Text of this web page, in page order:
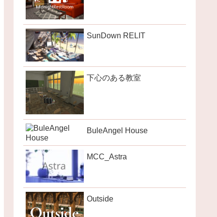
SunDown RELIT
下心のある教室
BuleAngel House
MCC_Astra
Outside